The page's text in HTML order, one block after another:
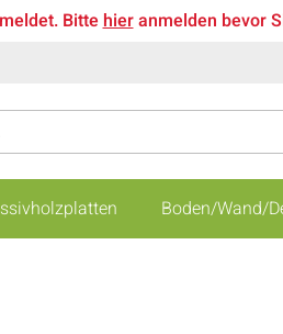
Bittehieranmelden bevor
Boden/Wand/